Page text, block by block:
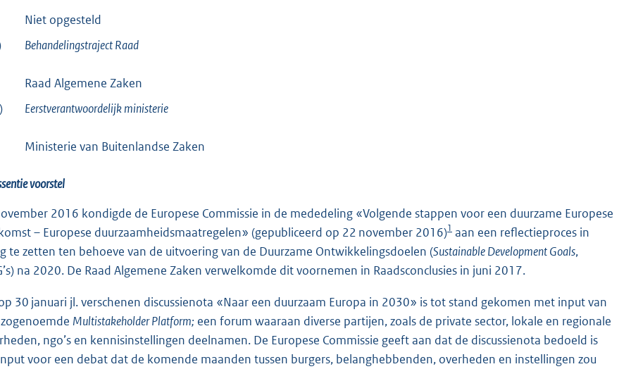
e
n
l
i
k
Niet opgesteld
Behandelingstraject Raad
Raad Algemene Zaken
Eerstverantwoordelijk ministerie
Ministerie van Buitenlandse Zaken
voorstel
2016 kondigde de Europese Commissie in de mededeling «Volgende stappen voor een duurzame Europese
– Europese duurzaamheidsmaatregelen» (gepubliceerd op 22 november 2016)1 aan een reflectieproces in
te zetten ten behoeve van de uitvoering van de Duurzame Ontwikkelingsdoelen (Sustainable Development Goals,
na 2020. De Raad Algemene Zaken verwelkomde dit voornemen in Raadsconclusies in juni 2017.
30 januari jl. verschenen discussienota «Naar een duurzaam Europa in 2030» is tot stand gekomen met input van
Multistakeholder Platform; een forum waaraan diverse partijen, zoals de private sector, lokale en regionale
ngo’s en kennisinstellingen deelnamen. De Europese Commissie geeft aan dat de discussienota bedoeld is
voor een debat dat de komende maanden tussen burgers, belanghebbenden, overheden en instellingen zou